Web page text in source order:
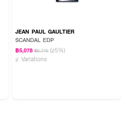
JEAN PAUL GAULTIER
SCANDAL EDP
฿5,078 ฿6,770 (25%)
2 Variations